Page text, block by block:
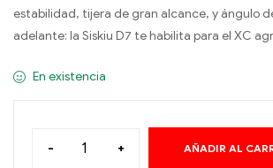
estabilidad, tijera de gran alcance, y ángulo
adelante: la Siskiu D7 te habilita para el XC
En existencia
- + AÑADIR AL